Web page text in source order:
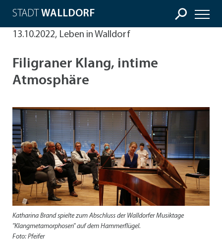
STADT WALLDORF
13.10.2022, Leben in Walldorf
Filigraner Klang, intime
Atmosphäre
Katharina Brand spielte zum Abschluss der Walldorfer Musiktage
"Klangmetamorphosen" auf dem Hammerflügel.
Foto: Pfeifer